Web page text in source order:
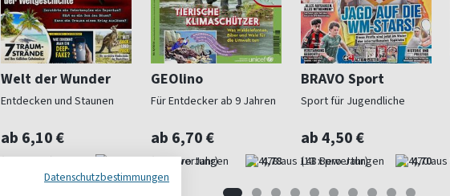
Welt der Wunder
Entdecken und Staunen
ab 6,10 €
(monatlich) 4,68
GEOlino
Für Entdecker ab 9 Jahren
ab 6,70 €
(15 x pro Jahr) 4,78
BRAVO Sport
Sport für Jugendliche
ab 4,50 €
(13 x pro Jahr) 4,70
Datenschutzbestimmungen